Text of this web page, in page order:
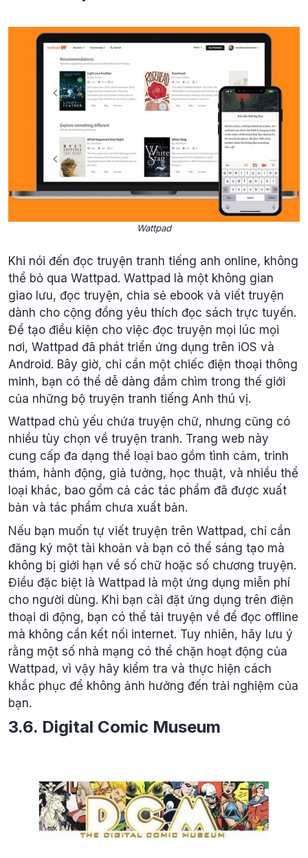
Wattpad
Khi nói đến đọc truyện tranh tiếng anh online, không
thể bỏ qua Wattpad. Wattpad là một không gian
giao lưu, đọc truyện, chia sẻ ebook và viết truyện
dành cho cộng đồng yêu thích đọc sách trực tuyến.
Để tạo điều kiện cho việc đọc truyện mọi lúc mọi
nơi, Wattpad đã phát triển ứng dụng trên iOS và
Android. Bây giờ, chỉ cần một chiếc điện thoại thông
minh, bạn có thể dễ dàng đắm chìm trong thế giới
của những bộ truyện tranh tiếng Anh thú vị.
Wattpad chủ yếu chứa truyện chữ, nhưng cũng có
nhiều tùy chọn về truyện tranh. Trang web này
cung cấp đa dạng thể loại bao gồm tình cảm, trinh
thám, hành động, giả tưởng, học thuật, và nhiều thể
loại khác, bao gồm cả các tác phẩm đã được xuất
bản và tác phẩm chưa xuất bản.
Nếu bạn muốn tự viết truyện trên Wattpad, chỉ cần
đăng ký một tài khoản và bạn có thể sáng tạo mà
không bị giới hạn về số chữ hoặc số chương truyện.
Điều đặc biệt là Wattpad là một ứng dụng miễn phí
cho người dùng. Khi bạn cài đặt ứng dụng trên điện
thoại di động, bạn có thể tải truyện về để đọc offline
mà không cần kết nối internet. Tuy nhiên, hãy lưu ý
rằng một số nhà mạng có thể chặn hoạt động của
Wattpad, vì vậy hãy kiểm tra và thực hiện cách
khắc phục để không ảnh hưởng đến trải nghiệm của
bạn.
3.6. Digital Comic Museum